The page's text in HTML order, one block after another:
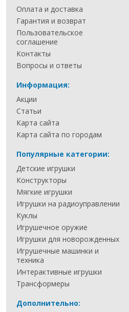
Оплата и доставка
Гарантия и возврат
Пользовательское
соглашение
Контакты
Вопросы и ответы
Информация:
Акции
Статьи
Карта сайта
Карта сайта по городам
Популярные категории:
Детские игрушки
Конструкторы
Мягкие игрушки
Игрушки на радиоуправлении
Куклы
Игрушечное оружие
Игрушки для новорожденных
Игрушечные машинки и
техника
Интерактивные игрушки
Трансформеры
Дополнительно: